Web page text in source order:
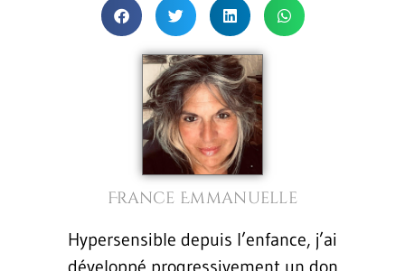
France Emmanuelle
Hypersensible depuis l’enfance, j’ai
développé progressivement un don